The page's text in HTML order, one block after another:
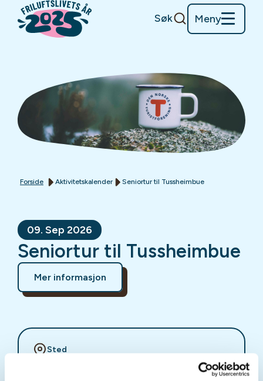
Søk Meny
Forside Aktivitetskalender Seniortur til Tussheimbue
09. Sep 2026
Seniortur til Tussheimbue
Mer informasjon
Sted